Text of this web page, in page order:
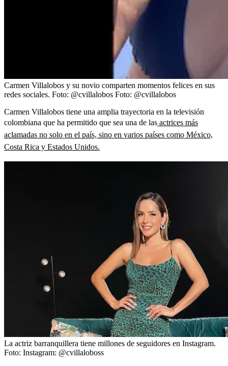
Carmen Villalobos y su novio comparten momentos felices en sus
redes sociales. Foto: @cvillalobos Foto: @cvillalobos
Carmen Villalobos tiene una amplia trayectoria en la televisión
colombiana que ha permitido que sea una de las actrices más
aclamadas no solo en el país, sino en varios países como México,
Costa Rica y Estados Unidos.
La actriz barranquillera tiene millones de seguidores en Instagram.
Foto: Instagram: @cvillaloboss